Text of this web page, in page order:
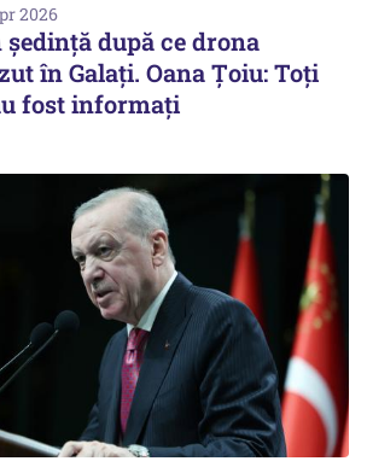
2026
după ce drona
în Galați. Oana Țoiu: Toți
fost informați